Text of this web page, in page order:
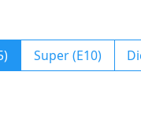
Super (E10)